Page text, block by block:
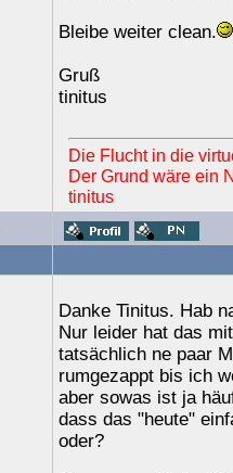
Bleibe weiter clean.
Gruß
tinitus
Die Flucht in die
Der Grund wäre ein
tinitus
Danke Tinitus. Hab
Nur leider hat das
tatsächlich ne paar
rumgezappt bis ich
aber sowas ist ja
dass das "heute"
oder?